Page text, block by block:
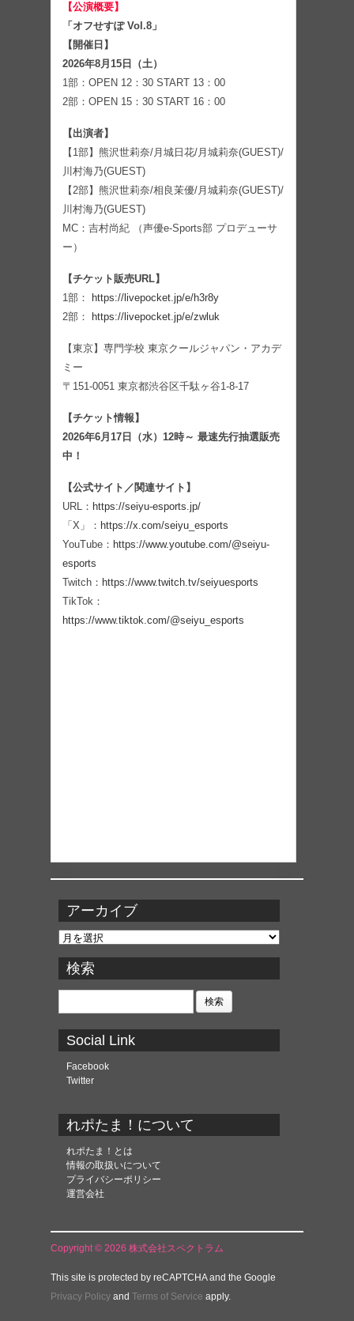
【公演概要】
「オフせすぽ Vol.8」
【開催日】
2026年8月15日（土）
1部：OPEN 12：30 START 13：00
2部：OPEN 15：30 START 16：00
【出演者】
【1部】熊沢世莉奈/月城日花/月城莉奈(GUEST)/
川村海乃(GUEST)
【2部】熊沢世莉奈/相良茉優/月城莉奈(GUEST)/
川村海乃(GUEST)
MC：吉村尚紀 （声優e-Sports部 プロデューサ
ー）
【チケット販売URL】
1部：
https://livepocket.jp/e/h3r8y
2部：
https://livepocket.jp/e/zwluk
【東京】専門学校 東京クールジャパン・アカデ
ミー
〒151-0051 東京都渋谷区千駄ヶ谷1-8-17
【チケット情報】
2026年6月17日（水）12時～ 最速先行抽選販売
中！
【公式サイト／関連サイト】
URL： https://seiyu-esports.jp/
「X」： https://x.com/seiyu_esports
YouTube： https://www.youtube.com/@seiyu-
esports
Twitch： https://www.twitch.tv/seiyuesports
TikTok：
https://www.tiktok.com/@seiyu_esports
アーカイブ
ア
カ
イ
ブ
検索
検
Social Link
Facebook
Twitter
れポたま！について
れポたま！とは
情報の取扱いについて
プライバシーポリシー
運営会社
Copyright © 2026 株式会社スペクトラム
This site is protected by reCAPTCHA and the Google
Privacy Policy and Terms of Service apply.